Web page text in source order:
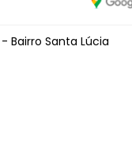
Bairro Santa Lúcia